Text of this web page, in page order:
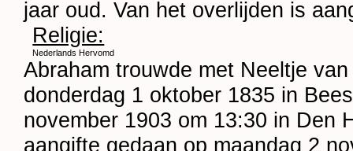
jaar oud. Van het overlijden is
Religie:
Nederlands Hervomd
Abraham trouwde met Neeltje
donderdag 1 oktober 1835 in
november 1903 om 13:30 in Den
aangifte gedaan op maandag 2